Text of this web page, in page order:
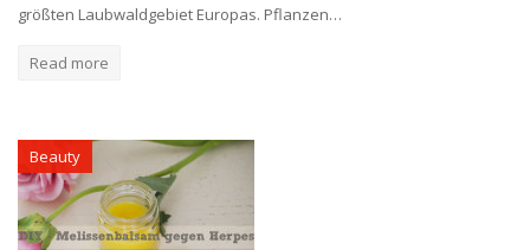
größten Laubwaldgebiet Europas. Pflanzen…
Read more
Beauty